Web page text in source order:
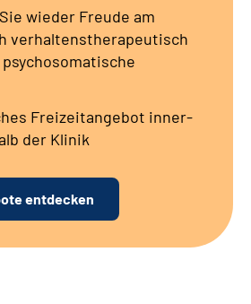
wieder Freude am
verhaltenstherapeutisch
Freizeitangebot inner-
der Klinik
entdecken